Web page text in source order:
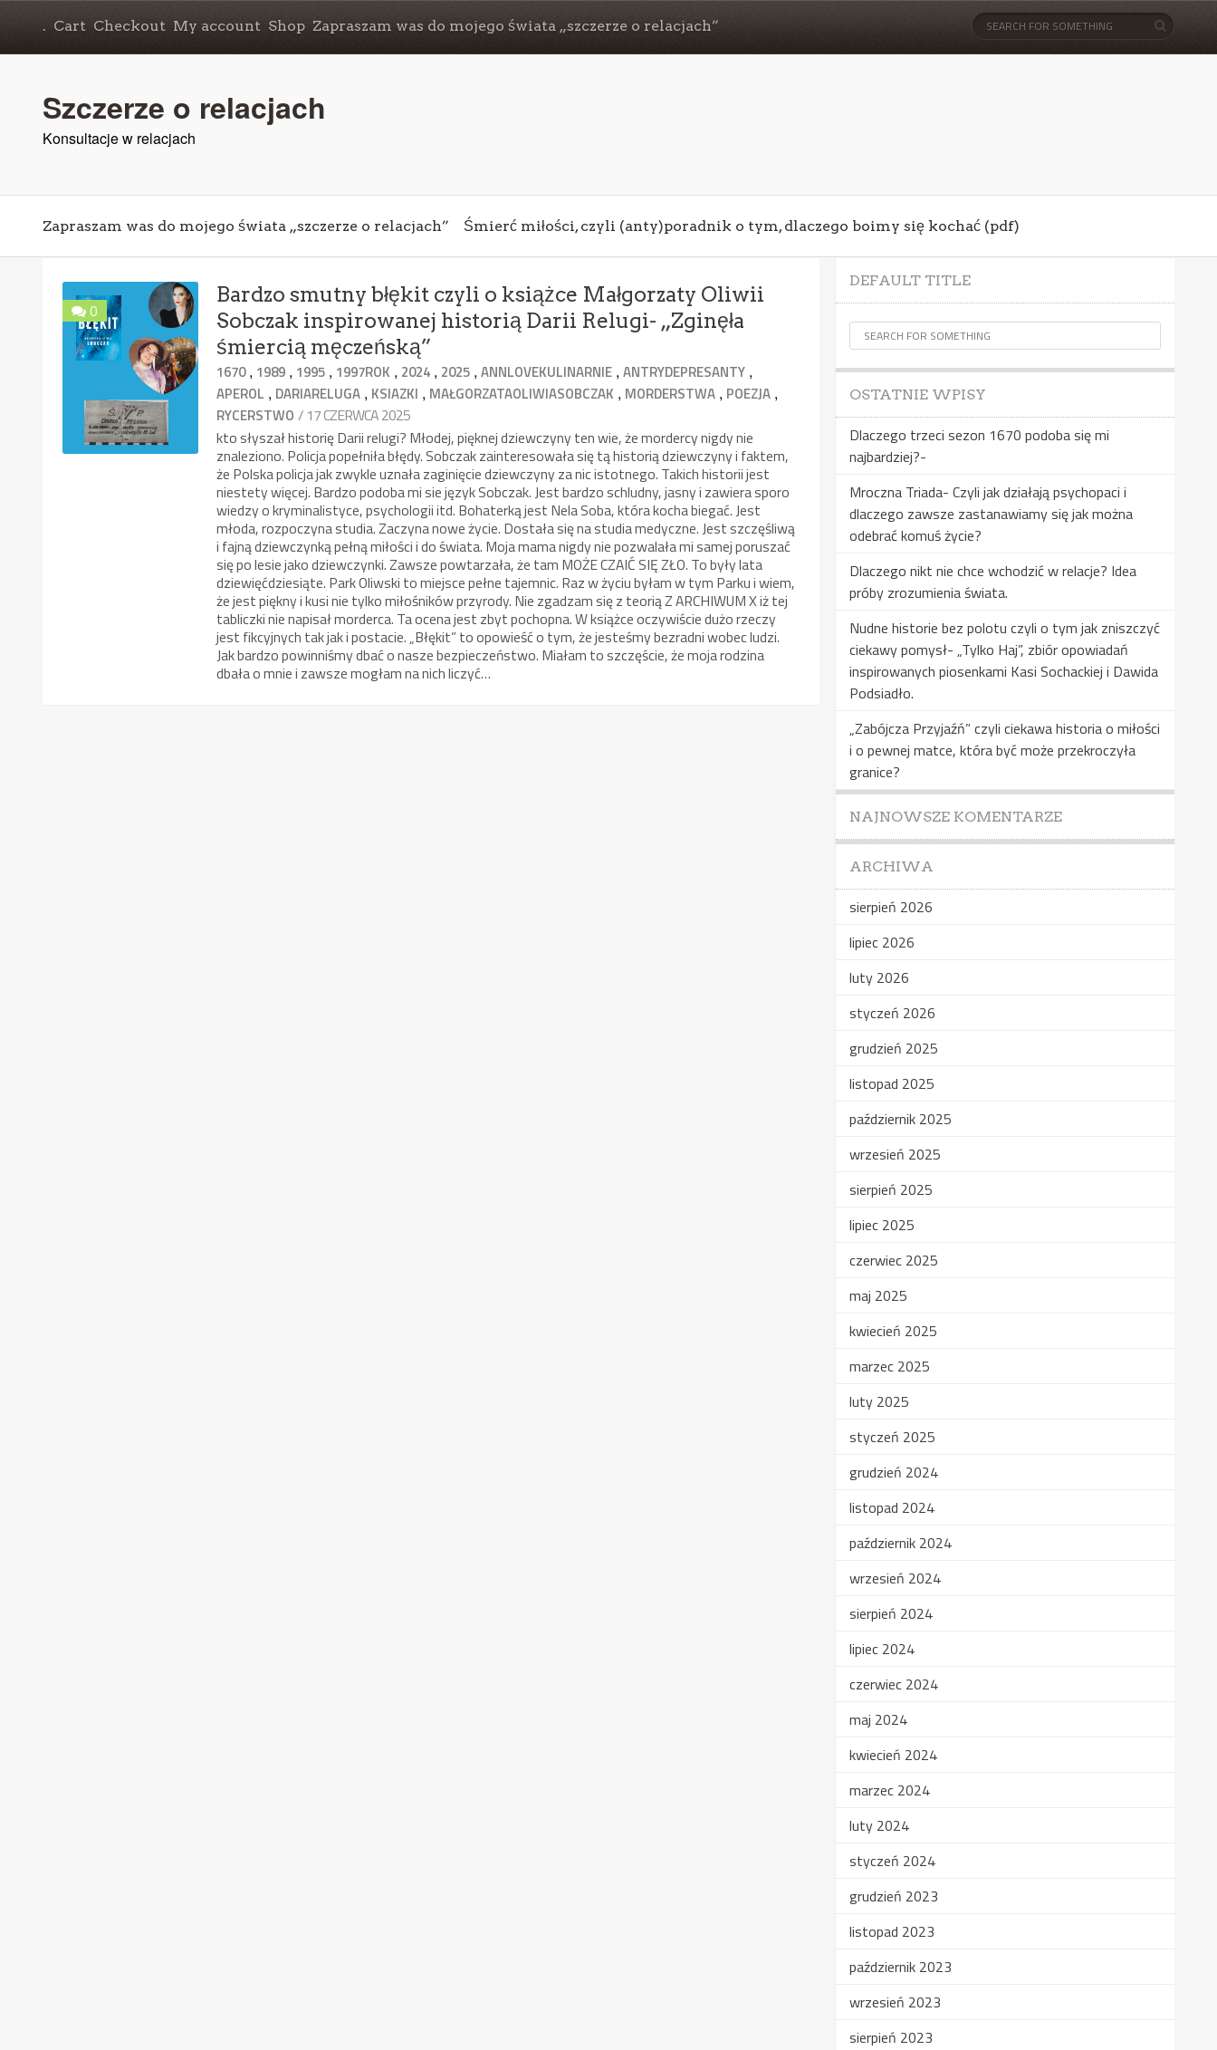
. Cart Checkout My account Shop Zapraszam was do mojego świata „szczerze o relacjach”
Szczerze o relacjach
Konsultacje w relacjach
Zapraszam was do mojego świata „szczerze o relacjach” Śmierć miłości, czyli (anty)poradnik o tym, dlaczego boimy się kochać (pdf)
0
Bardzo smutny błękit czyli o książce Małgorzaty Oliwii
Sobczak inspirowanej historią Darii Relugi- „Zginęła
śmiercią męczeńską”
1670, 1989 , 1995 , 1997ROK , 2024 , 2025 ,ANNLOVEKULINARNIE ,ANTRYDEPRESANTY ,
APEROL , DARIARELUGA , KSIAZKI , MAŁGORZATAOLIWIASOBCZAK , MORDERSTWA , POEZJA ,
RYCERSTWO / 17 CZERWCA 2025
kto słyszał historię Darii relugi? Młodej, pięknej dziewczyny ten wie, że mordercy nigdy nie
znaleziono. Policja popełniła błędy. Sobczak zainteresowała się tą historią dziewczyny i faktem,
że Polska policja jak zwykle uznała zaginięcie dziewczyny za nic istotnego. Takich historii jest
niestety więcej. Bardzo podoba mi sie język Sobczak. Jest bardzo schludny, jasny i zawiera sporo
wiedzy o kryminalistyce, psychologii itd. Bohaterką jest Nela Soba, która kocha biegać. Jest
młoda, rozpoczyna studia. Zaczyna nowe życie. Dostała się na studia medyczne. Jest szczęśliwą
i fajną dziewczynką pełną miłości i do świata. Moja mama nigdy nie pozwalała mi samej poruszać
się po lesie jako dziewczynki. Zawsze powtarzała, że tam MOŻE CZAIĆ SIĘ ZŁO. To były lata
dziewięćdziesiąte. Park Oliwski to miejsce pełne tajemnic. Raz w życiu byłam w tym Parku i wiem,
że jest piękny i kusi nie tylko miłośników przyrody. Nie zgadzam się z teorią Z ARCHIWUM X iż tej
tabliczki nie napisał morderca. Ta ocena jest zbyt pochopna. W książce oczywiście dużo rzeczy
jest fikcyjnych tak jak i postacie. „Błękit” to opowieść o tym, że jesteśmy bezradni wobec ludzi.
Jak bardzo powinniśmy dbać o nasze bezpieczeństwo. Miałam to szczęście, że moja rodzina
dbała o mnie i zawsze mogłam na nich liczyć…
DEFAULT TITLE
OSTATNIE WPISY
Dlaczego trzeci sezon 1670 podoba się mi
najbardziej?-
Mroczna Triada- Czyli jak działają psychopaci i
dlaczego zawsze zastanawiamy się jak można
odebrać komuś życie?
Dlaczego nikt nie chce wchodzić w relacje? Idea
próby zrozumienia świata.
Nudne historie bez polotu czyli o tym jak zniszczyć
ciekawy pomysł- „Tylko Haj”, zbiór opowiadań
inspirowanych piosenkami Kasi Sochackiej i Dawida
Podsiadło.
„Zabójcza Przyjaźń” czyli ciekawa historia o miłości
i o pewnej matce, która być może przekroczyła
granice?
NAJNOWSZE KOMENTARZE
ARCHIWA
sierpień 2026
lipiec 2026
luty 2026
styczeń 2026
grudzień 2025
listopad 2025
październik 2025
wrzesień 2025
sierpień 2025
lipiec 2025
czerwiec 2025
maj 2025
kwiecień 2025
marzec 2025
luty 2025
styczeń 2025
grudzień 2024
listopad 2024
październik 2024
wrzesień 2024
sierpień 2024
lipiec 2024
czerwiec 2024
maj 2024
kwiecień 2024
marzec 2024
luty 2024
styczeń 2024
grudzień 2023
listopad 2023
październik 2023
wrzesień 2023
sierpień 2023